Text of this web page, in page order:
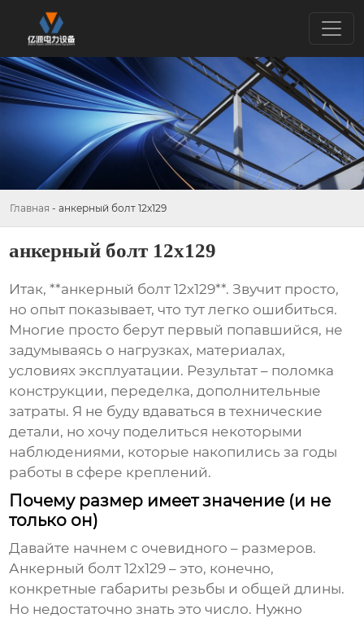
Главная - анкерный болт 12х129
анкерный болт 12х129
Итак, **анкерный болт 12х129**. Звучит просто,
но опыт показывает, что тут легко ошибиться.
Многие просто берут первый попавшийся, не
задумываясь о нагрузках, материалах,
условиях эксплуатации. Результат – поломка
конструкции, переделка, дополнительные
затраты. Я не буду вдаваться в технические
детали, но хочу поделиться некоторыми
наблюдениями, которые накопились за годы
работы в сфере креплений.
Почему размер имеет значение (и не
только он)
Давайте начнем с очевидного – размеров.
Анкерный болт 12х129 – это, конечно,
конкретные габариты резьбы и общей длины.
Но недостаточно знать это число. Нужно